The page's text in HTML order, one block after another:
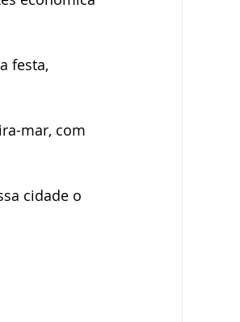
festa,
mar, com
cidade o